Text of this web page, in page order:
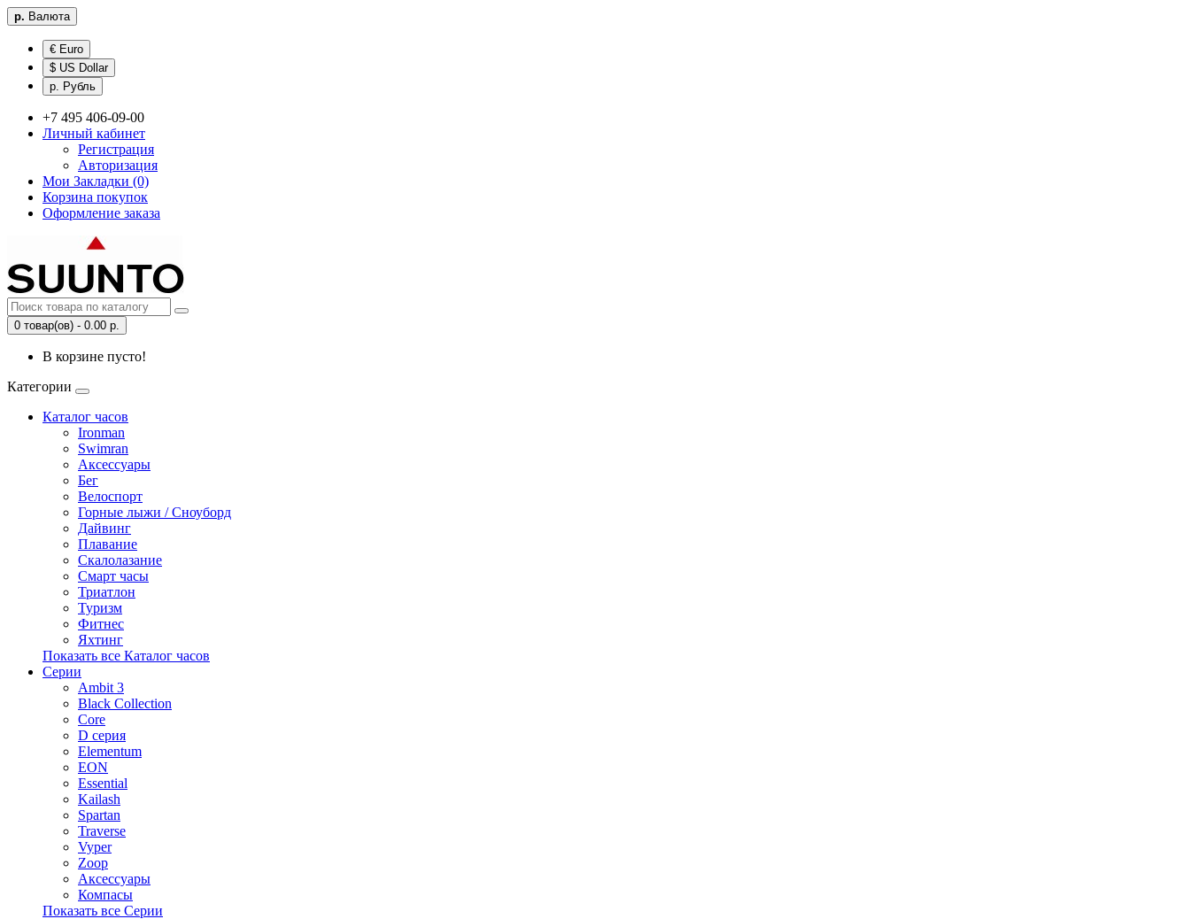
р. Валюта
€ Euro
$ US Dollar
р. Рубль
+7 495 406-09-00
Личный кабинет
Регистрация
Авторизация
Мои Закладки (0)
Корзина покупок
Оформление заказа
0 товар(ов) - 0.00 р.
В корзине пусто!
Категории
Каталог часов
Ironman
Swimran
Аксессуары
Бег
Велоспорт
Горные лыжи / Сноуборд
Дайвинг
Плавание
Скалолазание
Смарт часы
Триатлон
Туризм
Фитнес
Яхтинг
Показать все Каталог часов
Серии
Ambit 3
Black Collection
Core
D серия
Elementum
EON
Essential
Kailash
Spartan
Traverse
Vyper
Zoop
Аксессуары
Компасы
Показать все Серии